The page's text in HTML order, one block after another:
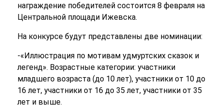
награждение победителей состоится 8 февраля на
Центральной площади Ижевска.
На конкурсе будут представлены две номинации:
-«Иллюстрация по мотивам удмуртских сказок и
легенд». Возрастные категории: участники
младшего возраста (до 10 лет), участники от 10 до
16 лет, участники от 16 до 35 лет, участники от 35
лет и выше.